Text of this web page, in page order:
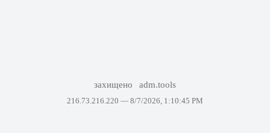
захищено adm.tools
216.73.216.220 — 8/7/2026, 1:10:45 PM